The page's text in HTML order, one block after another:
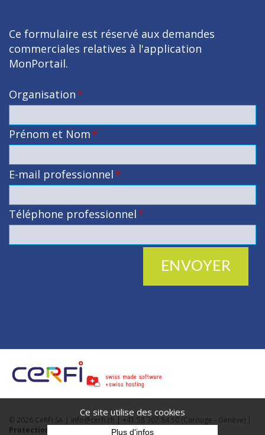
Ce formulaire est réservé aux demandes
commerciales relatives à l'application
MonPortail.
Organisation*
Prénom et Nom*
E-mail professionnel*
Téléphone professionnel*
ENVOYER
e-
© 2026 CeRFI SA | info@cerfi.ch | +41 58 307 84 50 (Carouge - Genève) |
Protection des données
Ce site utilise des cookies
Plus d'infos